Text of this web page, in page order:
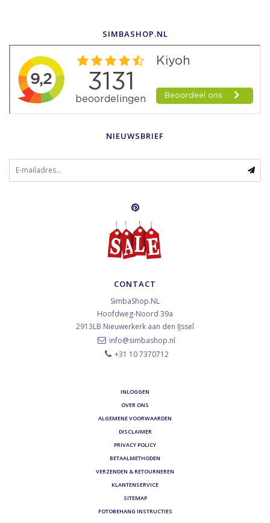
SIMBASHOP.NL
NIEUWSBRIEF
CONTACT
SimbaShop.NL
Hoofdweg-Noord 39a
2913LB Nieuwerkerk aan den IJssel
info@simbashop.nl
+31 10 7370712
INLOGGEN
OVER ONS
ALGEMENE VOORWAARDEN
DISCLAIMER
PRIVACY POLICY
BETAALMETHODEN
VERZENDEN & RETOURNEREN
KLANTENSERVICE
SITEMAP
FOTOBEHANG INSTRUCTIES